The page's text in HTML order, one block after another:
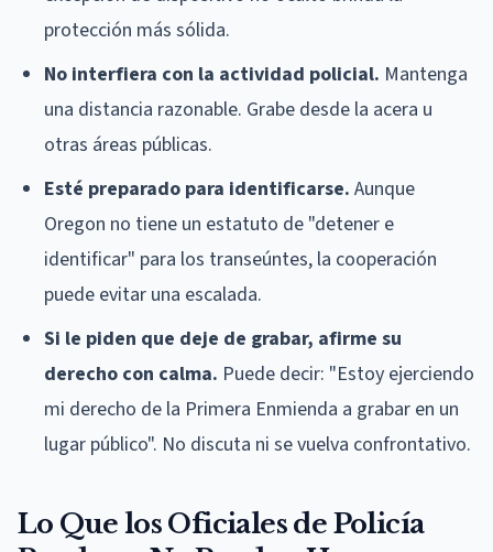
protección más sólida.
No interfiera con la actividad policial. Mantenga
una distancia razonable. Grabe desde la acera u
otras áreas públicas.
Esté preparado para identificarse. Aunque
Oregon no tiene un estatuto de "detener e
identificar" para los transeúntes, la cooperación
puede evitar una escalada.
Si le piden que deje de grabar, afirme su
derecho con calma. Puede decir: "Estoy ejerciendo
mi derecho de la Primera Enmienda a grabar en un
lugar público". No discuta ni se vuelva confrontativo.
Lo Que los Oficiales de Policía